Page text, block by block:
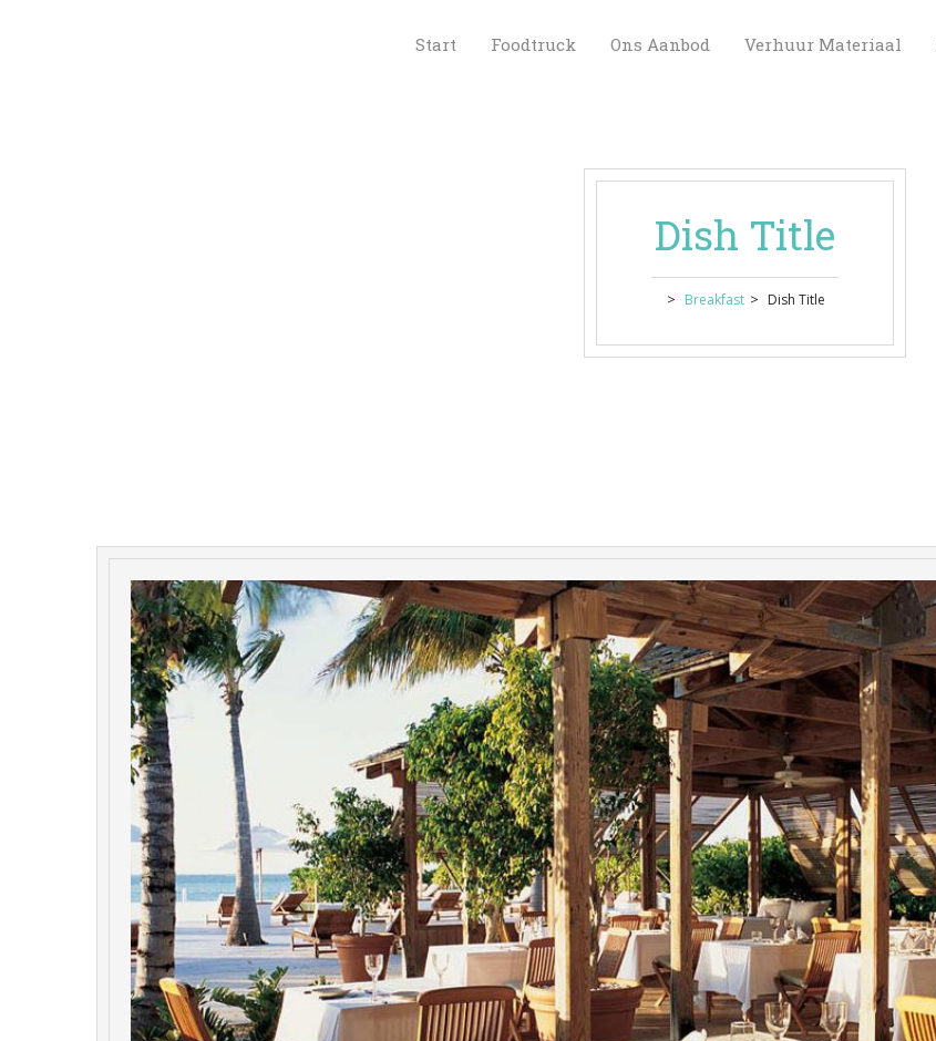
Start Foodtruck Ons Aanbod Verhuur Materiaal
Dish Title
> Breakfast > Dish Title